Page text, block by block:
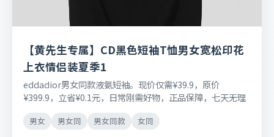
【黄先生专属】CD黑色短袖T恤男女宽松印花
上衣情侣装夏季1
eddadior男女同款液氨短袖。现价仅需¥39.9，原价
¥399.9，立省¥0.1元，日常刚需好物，正品保障，七天无理
男女 男女同 男女同款 女同